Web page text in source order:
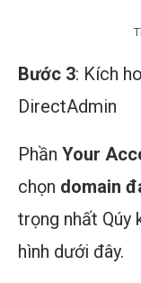
Bước 3: Kích
DirectAdmin
Phần Your
chọn domain
trọng nhất Qúy
hình dưới đây.